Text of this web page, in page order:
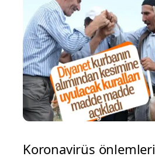
Koronavirüs önlemleri